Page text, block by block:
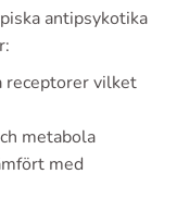
antipsykotika
receptorer vilket
metabola
med